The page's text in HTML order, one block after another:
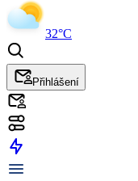
32°C
Přihlášení